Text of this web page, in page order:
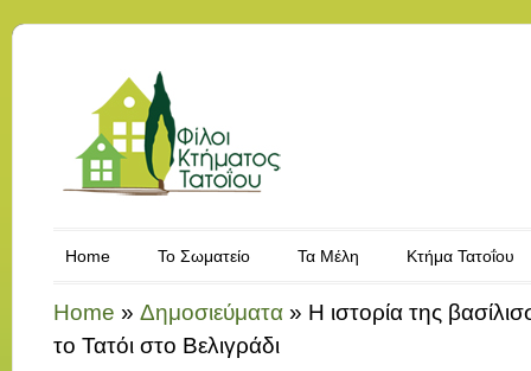
Home Το Σωματείο Τα Μέλη Κτήμα Τατοΐου
Home » Δημοσιεύματα » Η ιστορία της
το Τατόι στο Βελιγράδι